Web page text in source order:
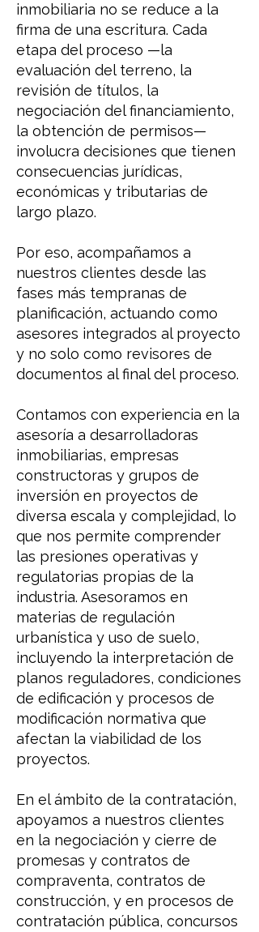
inmobiliaria no se reduce a la
firma de una escritura. Cada
etapa del proceso —la
evaluación del terreno, la
revisión de títulos, la
negociación del financiamiento,
la obtención de permisos—
involucra decisiones que tienen
consecuencias jurídicas,
económicas y tributarias de
largo plazo.
Por eso, acompañamos a
nuestros clientes desde las
fases más tempranas de
planificación, actuando como
asesores integrados al proyecto
y no solo como revisores de
documentos al final del proceso.
Contamos con experiencia en la
asesoría a desarrolladoras
inmobiliarias, empresas
constructoras y grupos de
inversión en proyectos de
diversa escala y complejidad, lo
que nos permite comprender
las presiones operativas y
regulatorias propias de la
industria. Asesoramos en
materias de regulación
urbanística y uso de suelo,
incluyendo la interpretación de
planos reguladores, condiciones
de edificación y procesos de
modificación normativa que
afectan la viabilidad de los
proyectos.
En el ámbito de la contratación,
apoyamos a nuestros clientes
en la negociación y cierre de
promesas y contratos de
compraventa, contratos de
construcción, y en procesos de
contratación pública, concursos